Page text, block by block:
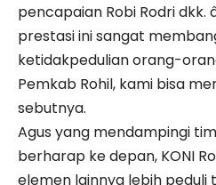
pencapaian Robi Rodri
prestasi ini sangat
ketidakpedulian orang-
Pemkab Rohil, kami bisa
sebutnya.
Agus yang mendampingi
berharap ke depan, KONI
elemen lainnya lebih